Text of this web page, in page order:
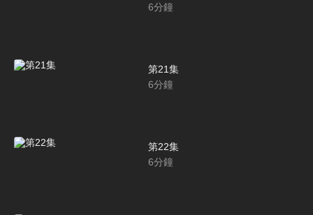
6分鐘
第21集
6分鐘
第22集
6分鐘